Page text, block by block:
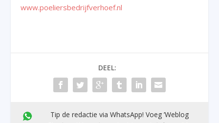
www.poeliersbedrijfverhoef.nl
DEEL:
Tip de redactie via WhatsApp! Voeg ’Weblog